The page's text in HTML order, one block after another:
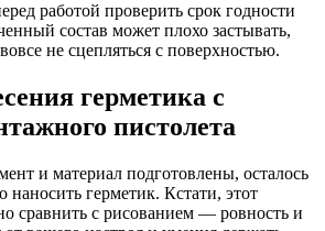
работой проверить срок годности
состав может плохо застывать,
не сцепляться с поверхностью.
герметика с
пистолета
и материал подготовлены, осталось
наносить герметик. Кстати, этот
сравнить с рисованием — ровность и